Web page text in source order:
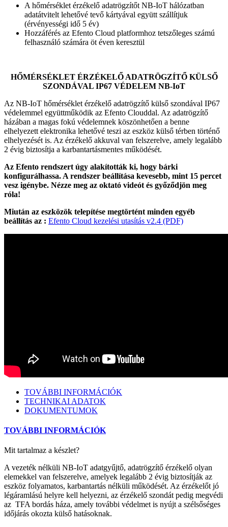
A hőmérséklet érzékelő adatrögzítőt NB-IoT hálózatban
adatátvitelt lehetővé tevő kártyával együtt szállítjuk
(érvényességi idő 5 év)
Hozzáférés az Efento Cloud platformhoz tetszőleges számú
felhasználó számára öt éven keresztül
HŐMÉRSÉKLET ÉRZÉKELŐ ADATRÖGZÍTŐ KÜLSŐ
SZONDÁVAL IP67 VÉDELEM NB-IoT
Az NB-IoT hőmérséklet érzékelő adatrögzítő külső szondával IP67
védelemmel együttműködik az Efento Clouddal. Az adatrögzítő
házában a magas fokú védelemnek köszönhetően a benne
elhelyezett elektronika lehetővé teszi az eszköz külső térben történő
elhelyezését is. Az érzékelő akkuval van felszerelve, amely legalább
2 évig biztosítja a karbantartásmentes működését.
Az Efento rendszert úgy alakították ki, hogy bárki
konfigurálhassa. A rendszer beállítása kevesebb, mint 15 percet
vesz igénybe. Nézze meg az oktató videót és győződjön meg
róla!
Miután az eszközök telepítése megtörtént minden egyéb
beállítás az : Efento Cloud kezelési utasítás v2.4 (PDF)
TOVÁBBI INFORMÁCIÓK
TECHNIKAI ADATOK
DOKUMENTUMOK
TOVÁBBI INFORMÁCIÓK
Mit tartalmaz a készlet?
A vezeték nélküli NB-IoT adatgyűjtő, adatrögzítő érzékelő olyan
elemekkel van felszerelve, amelyek legalább 2 évig biztosítják az
eszköz folyamatos, karbantartás nélküli működését. Az érzékelőt jó
légáramlású helyre kell helyezni, az érzékelő szondát pedig megvédi
az TFA bordás háza, amely további védelmet is nyújt a szélsőséges
időjárás okozta külső hatásoknak.